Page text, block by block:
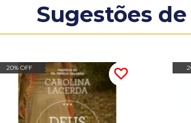
Sugestões
20% OFF